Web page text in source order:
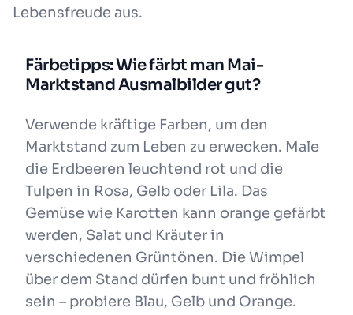
Lebensfreude aus.
Färbetipps: Wie färbt man Mai-
Marktstand Ausmalbilder gut?
Verwende kräftige Farben, um den
Marktstand zum Leben zu erwecken. Male
die Erdbeeren leuchtend rot und die
Tulpen in Rosa, Gelb oder Lila. Das
Gemüse wie Karotten kann orange gefärbt
werden, Salat und Kräuter in
verschiedenen Grüntönen. Die Wimpel
über dem Stand dürfen bunt und fröhlich
sein – probiere Blau, Gelb und Orange.